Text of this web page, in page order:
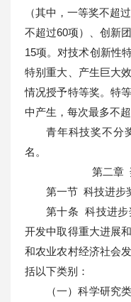
（其中，一等奖不超
不超过60项）、创新
15项。对技术创新性
特别重大、产生巨大
情况授予特等奖。特
中产生，每次最多不超
青年科技奖不分
名。
第二章
第一节 科技进步
第十条 科技进步
开发中取得重大进展
和农业农村经济社会
括以下类别：
（一）科学研究